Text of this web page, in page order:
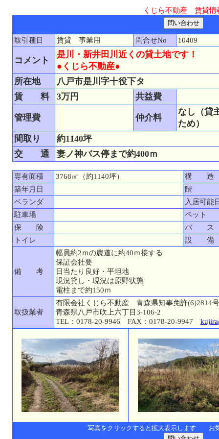
くじら不動産 賃貸情
取引種目 賃貸 事業用 問合せNo 10409
コメント
是川・新井田川近くの貸土地です！
●くじら不動産●
所在地
八戸市是川字十役下タ
賃 料
3万円 共益費
管理費 仲介料
なし（貸
ため）
間取り
約1140坪
交 通
妻ノ神バス停まで約400ｍ
専有面積 3768㎡（約1140坪）
構 造
築年月日
階
ベランダ
入居可能
駐車場
ペット
保 険
バ ス
トイレ
設 備
備 考
幅員約2ｍの農道に約40ｍ接する
保証会社要
日当たり良好・平坦地
現況貸し・現況は原野状態
電柱まで約150ｍ
取扱業者
有限会社くじら不動産 青森県知事免許(6)2814号
青森県八戸市吹上六丁目3-106-2
TEL：0178-20-9946 FAX：0178-20-9947
写真をクリックすると拡大表示します お